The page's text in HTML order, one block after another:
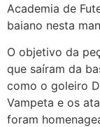
Academia de
baiano nesta
O objetivo da
que saíram da
como o goleiro
Vampeta e os
foram